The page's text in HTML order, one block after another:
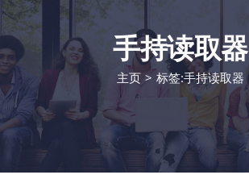
首页
RFID标签
应用领域
手持读取器
主页 > 标签:手持读取器